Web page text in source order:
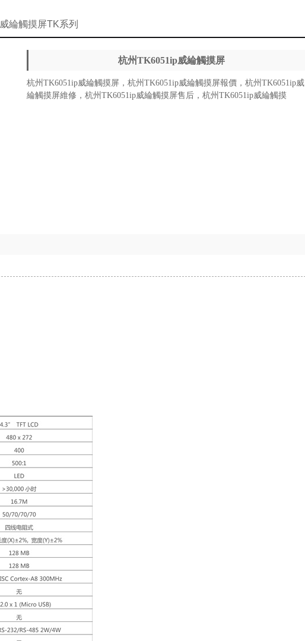
威綸觸摸屏TK系列
杭州TK6051ip威綸觸摸屏
杭州TK6051ip威綸觸摸屏，杭州TK6051ip威綸觸摸屏報價，杭州TK6051ip威
綸觸摸屏維修，杭州TK6051ip威綸觸摸屏售后，杭州TK6051ip威綸觸摸